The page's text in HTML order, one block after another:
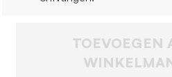
TOEVOEGEN